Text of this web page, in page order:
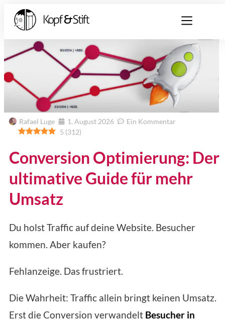
Rafael Luge 1. August 2026
Ein Kommentar
5 (312)
Conversion Optimierung: Der
ultimative Guide für mehr
Umsatz
Du holst Traffic auf deine Website. Besucher
kommen. Aber kaufen?
Fehlanzeige. Das frustriert.
Die Wahrheit: Traffic allein bringt keinen Umsatz.
Erst die Conversion verwandelt Besucher in